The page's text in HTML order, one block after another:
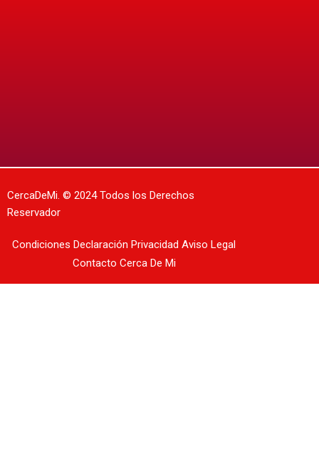
CercaDeMi. © 2024 Todos los Derechos
Reservador
Condiciones Declaración Privacidad Aviso Legal
Contacto Cerca De Mi